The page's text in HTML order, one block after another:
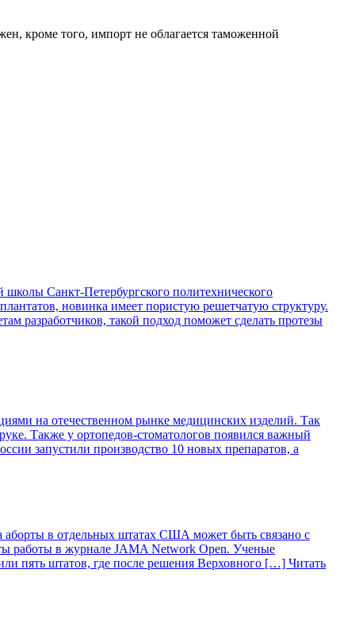
кроме того, импорт не облагается таможенной
Санкт-Петербургского политехнического
новинка имеет пористую решетчатую структуру.
разработчиков, такой подход поможет сделать протезы
на отечественном рынке медицинских изделий. Так
Также у ортопедов-стоматологов появился важный
запустили производство 10 новых препаратов, а
аборты в отдельных штатах США может быть связано с
работы в журнале JAMA Network Open. Ученые
пять штатов, где после решения Верховного […] Читать